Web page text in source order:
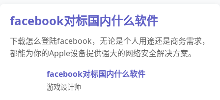
facebook对标国内什么软件
下载怎么登陆facebook，无论是个人用途还是商务需求，
都能为你的Apple设备提供强大的网络安全解决方案。
facebook对标国内什么软件
游戏设计师